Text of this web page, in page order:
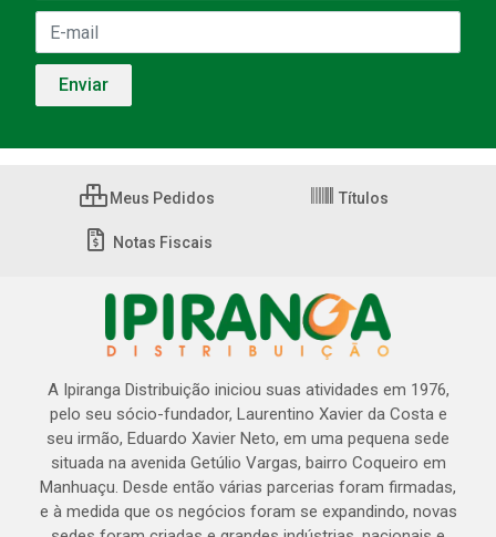
Meus Pedidos Títulos
Notas Fiscais
A Ipiranga Distribuição iniciou suas atividades em 1976,
pelo seu sócio-fundador, Laurentino Xavier da Costa e
seu irmão, Eduardo Xavier Neto, em uma pequena sede
situada na avenida Getúlio Vargas, bairro Coqueiro em
Manhuaçu. Desde então várias parcerias foram firmadas,
e à medida que os negócios foram se expandindo, novas